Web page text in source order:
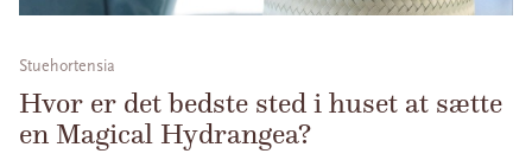
Stuehortensia
Hvor er det bedste sted i huset at sætte
en Magical Hydrangea?